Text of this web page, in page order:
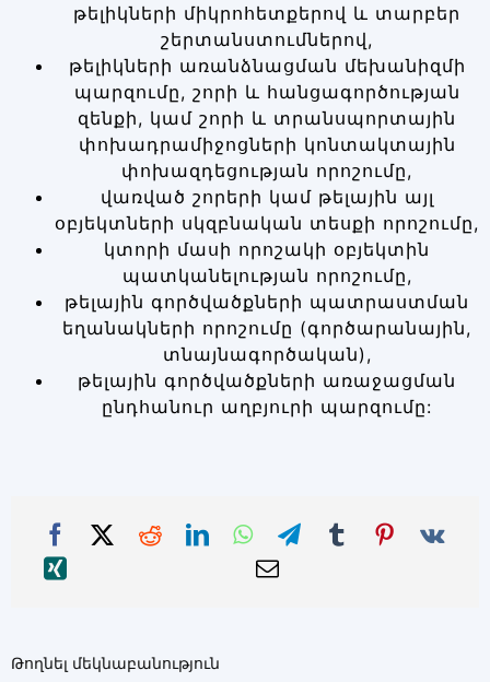
թելիկների միկրոհետքերով և տարբեր
շերտանստումներով,
թելիկների առանձնացման մեխանիզմի
պարզումը, շորի և հանցագործության
զենքի, կամ շորի և տրանսպորտային
փոխադրամիջոցների կոնտակտային
փոխազդեցության որոշումը,
վառված շորերի կամ թելային այլ
օբյեկտների սկզբնական տեսքի որոշումը,
կտորի մասի որոշակի օբյեկտին
պատկանելության որոշումը,
թելային գործվածքների պատրաստման
եղանակների որոշումը (գործարանային,
տնայնագործական),
թելային գործվածքների առաջացման
ընդհանուր աղբյուրի պարզումը:
Թողնել մեկնաբանություն